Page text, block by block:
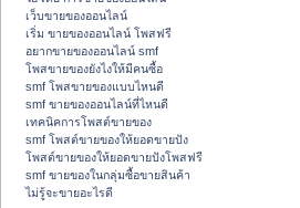
เว็บขายของออนไลน์
เริ่ม ขายของออนไลน์ โพสฟรี
อยากขายของออนไลน์ smf
โพสขายของยังไงให้มีคนซื้อ
smf โพสขายของแบบไหนดี
smf ขายของออนไลน์ที่ไหนดี
เทคนิคการโพสต์ขายของ
smf โพสต์ขายของให้ยอดขายปัง
โพสต์ขายของให้ยอดขายปังโพสฟรี
smf ขายของในกลุ่มซื้อขายสินค้า
ไม่รู้จะขายอะไรดี